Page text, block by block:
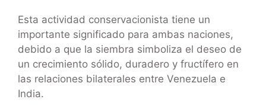
Esta actividad conservacionista tiene un
importante significado para ambas naciones,
debido a que la siembra simboliza el deseo de
un crecimiento sólido, duradero y fructífero en
las relaciones bilaterales entre Venezuela e
India.